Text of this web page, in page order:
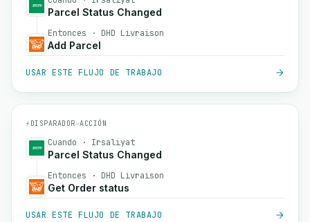
Parcel Status Changed
Entonces · DHD Livraison
Add Parcel
USAR ESTE FLUJO DE TRABAJO
⚡ DISPARADOR→ACCIÓN
Cuando · Irsaliyat
Parcel Status Changed
Entonces · DHD Livraison
Get Order status
USAR ESTE FLUJO DE TRABAJO